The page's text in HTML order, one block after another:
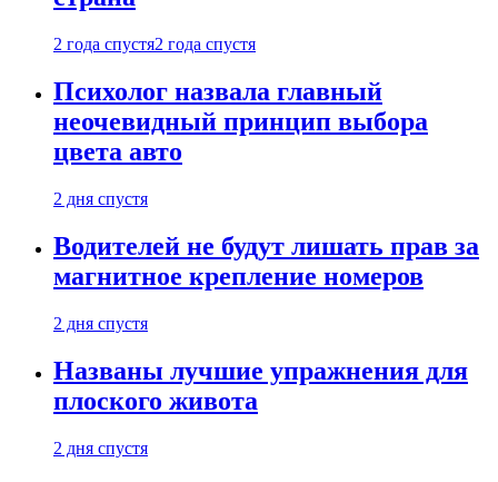
2 года спустя2 года спустя
Психолог назвала главный
неочевидный принцип выбора
цвета авто
2 дня спустя
Водителей не будут лишать прав за
магнитное крепление номеров
2 дня спустя
Названы лучшие упражнения для
плоского живота
2 дня спустя